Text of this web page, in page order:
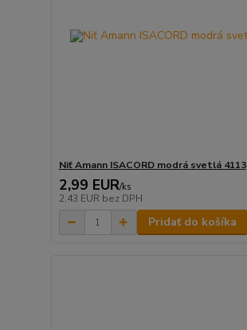
Niť Amann ISACORD modrá svetlá 4113
2,99 EUR/ks
2,43 EUR bez DPH
Pridať do košíka